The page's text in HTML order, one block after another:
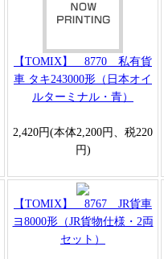
【TOMIX】 8770 私有貨
車 タキ243000形（日本オイ
ルターミナル・青）
2,420円(本体2,200円、税220
円)
【TOMIX】 8767 JR貨車
ヨ8000形（JR貨物仕様・2両
セット）